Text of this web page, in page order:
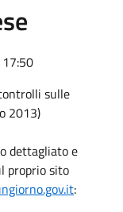
sulle
2013)
dettagliato e
proprio sito
: